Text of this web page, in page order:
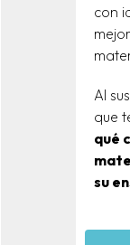
con
Al
que
qué
su